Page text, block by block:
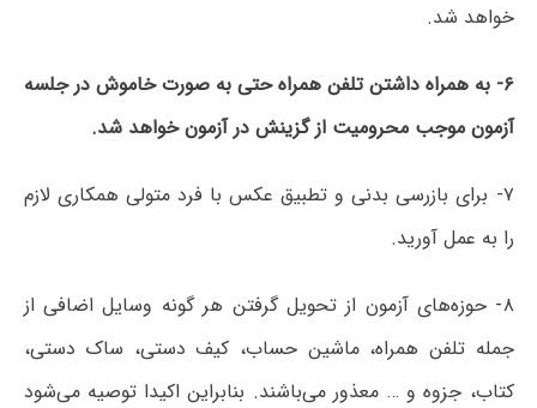
خواهد شد.
۶- به همراه داشتن تلفن همراه حتی به صورت خاموش در جلسه
آزمون موجب محرومیت از گزینش در آزمون خواهد شد.
۷- برای بازرسی بدنی و تطبیق عکس با فرد متولی همکاری لازم
را به عمل آورید.
۸- حوزه‌های آزمون از تحویل گرفتن هر گونه وسایل اضافی از
جمله تلفن همراه، ماشین حساب، کیف دستی، ساک دستی،
کتاب، جزوه و … معذور می‌باشند. بنابراین اکیدا توصیه می‌شود